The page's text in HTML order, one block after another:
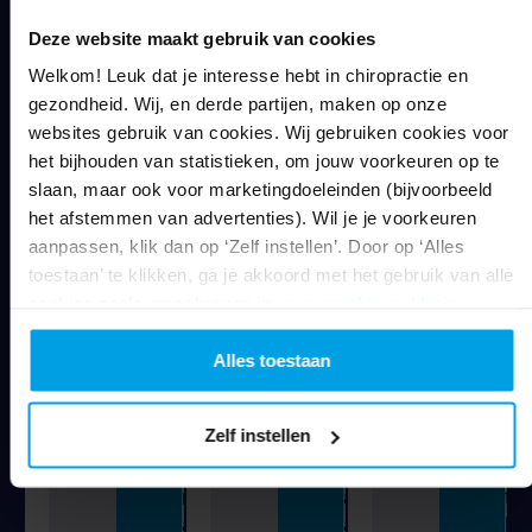
Deze website maakt gebruik van cookies
Welkom! Leuk dat je interesse hebt in chiropractie en
gezondheid. Wij, en derde partijen, maken op onze
websites gebruik van cookies. Wij gebruiken cookies voor
het bijhouden van statistieken, om jouw voorkeuren op te
slaan, maar ook voor marketingdoeleinden (bijvoorbeeld
het afstemmen van advertenties). Wil je je voorkeuren
aanpassen, klik dan op ‘Zelf instellen’. Door op ‘Alles
toestaan’ te klikken, ga je akkoord met het gebruik van alle
Alles toestaan
Zelf instellen
g
n
l
i
j
s
t
.
D
c
i
p
r
a
i
h
t
e
a
a
n
p
a
s
n
n
a
a
r
k
m
n
i
t
h